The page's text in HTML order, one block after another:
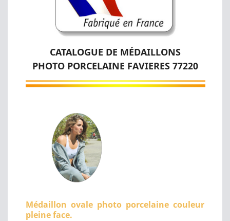
CATALOGUE DE MÉDAILLONS
PHOTO PORCELAINE FAVIERES 77220
Médaillon ovale photo porcelaine couleur
pleine face.